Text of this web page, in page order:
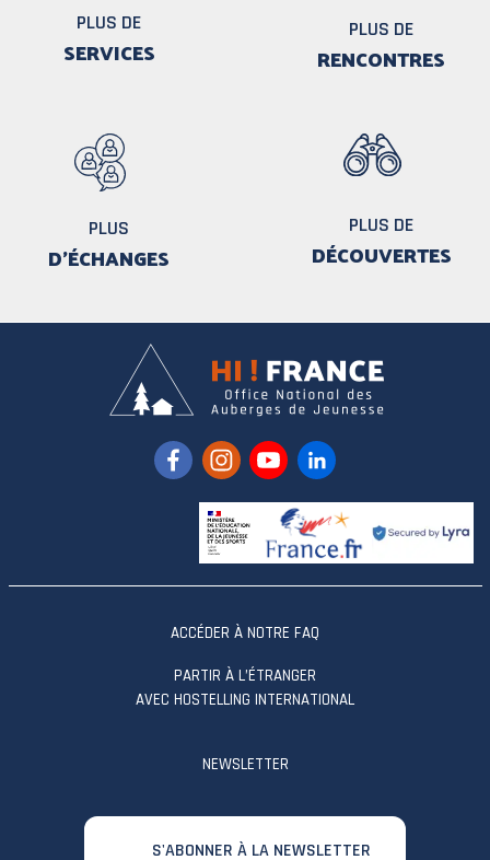
PLUS DE
SERVICES
PLUS DE
RENCONTRES
PLUS
D'ÉCHANGES
PLUS DE
DÉCOUVERTES
ACCÉDER À NOTRE FAQ
PARTIR À L’ÉTRANGER
AVEC HOSTELLING INTERNATIONAL
NEWSLETTER
S'ABONNER À LA NEWSLETTER